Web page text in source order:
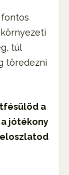
túl
töredezni
a
jótékony